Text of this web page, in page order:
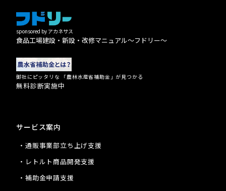
sponsored by アカネサス
食品工場建設・新設・改修マニュアル〜フドリー〜
御社にピッタリな 「農林水産省補助金」が見つかる
無料診断実施中
サービス案内
・通販事業部立ち上げ支援
・レトルト商品開発支援
・補助金申請支援